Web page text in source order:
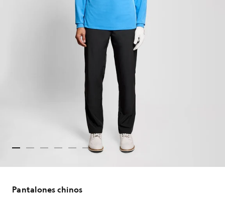
Pantalones chinos